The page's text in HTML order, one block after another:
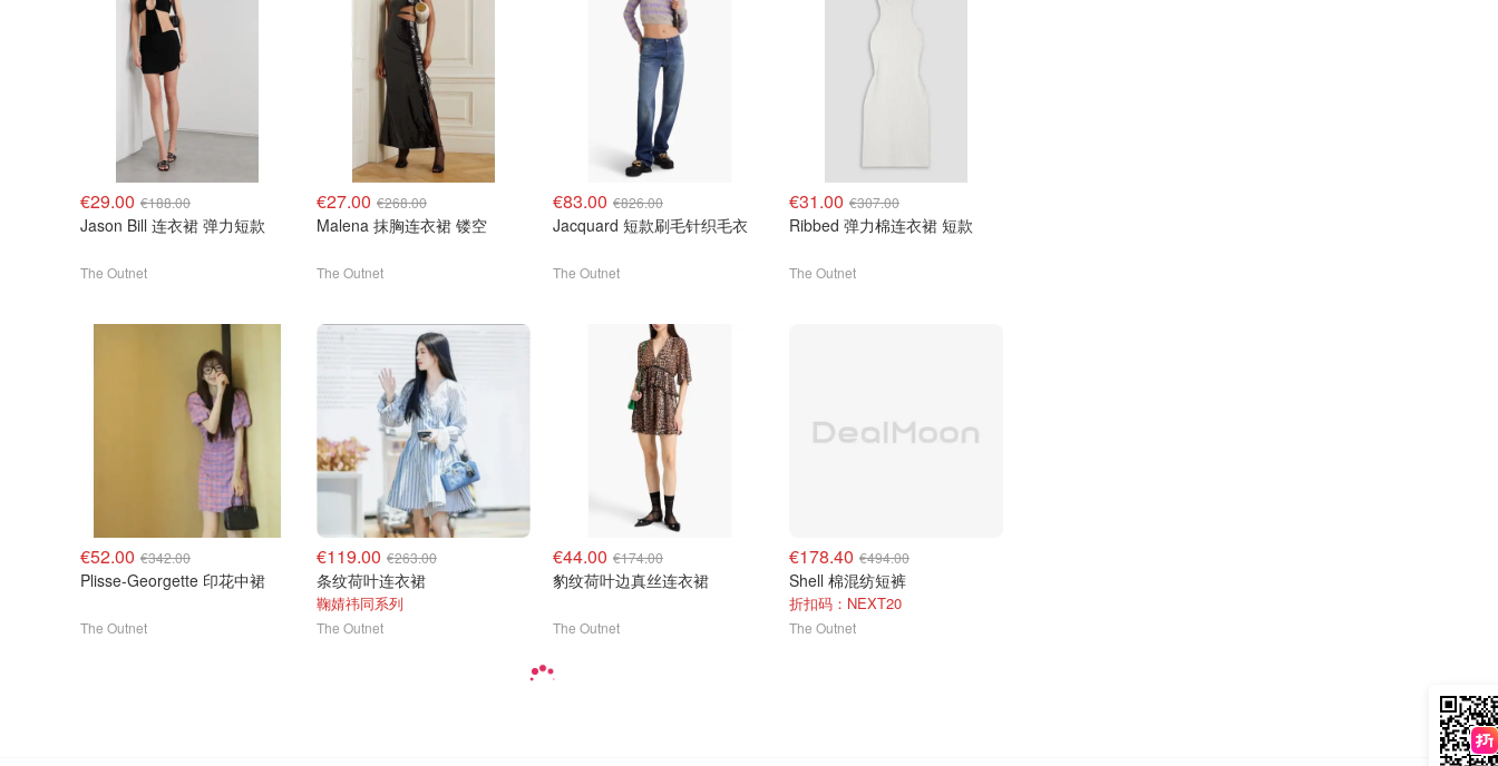
€29.00 €188.00
Jason Bill 连衣裙 弹力短款
The Outnet
€27.00 €268.00
Malena 抹胸连衣裙 镂空
The Outnet
€83.00 €826.00
Jacquard 短款刷毛针织毛衣
The Outnet
€31.00 €307.00
Ribbed 弹力棉连衣裙 短款
The Outnet
€52.00 €342.00
Plisse-Georgette 印花中裙
The Outnet
€119.00 €263.00
条纹荷叶连衣裙
鞠婧祎同系列
The Outnet
€44.00 €174.00
豹纹荷叶边真丝连衣裙
The Outnet
€178.40 €494.00
Shell 棉混纺短裤
折扣码：NEXT20
The Outnet